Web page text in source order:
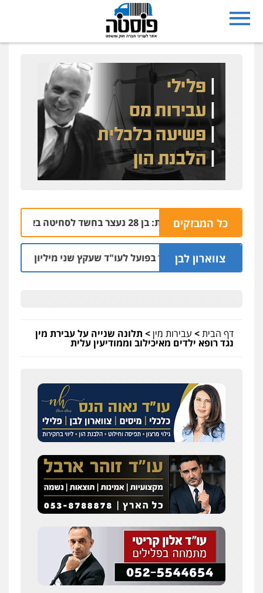
כל המבזקים
נצרת: בן 28 נעצר בחשד לסחיטה באיומים מטלפון שאינו שלו
צווארון לבן
מאסר בפועל לעו"ד שעקץ שני מיליון שקל על דירה
דף הבית> עבירות מין> תלונה שנייה על עבירת מין
נגד רופא ילדים מאיכילוב וממודיעין עלית